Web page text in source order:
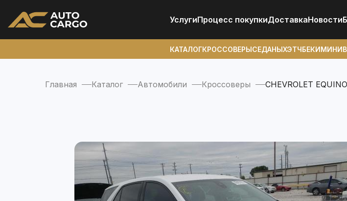
УслугиПроцесс покупкиДоставкаНовости
КАТАЛОГКРОССОВЕРЫСЕДАНЫХЭТЧБЕКИ
Главная Каталог Автомобили Кроссоверы CHEVROLET